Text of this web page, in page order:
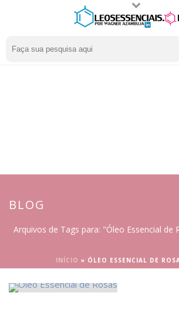
BLOG
Arquivos de Tags para: "Óleo Essencial de
INÍCIO » ÓLEO ESSENCIAL DE